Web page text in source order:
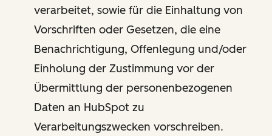
verarbeitet, sowie für die Einhaltung von
Vorschriften oder Gesetzen, die eine
Benachrichtigung, Offenlegung und/oder
Einholung der Zustimmung vor der
Übermittlung der personenbezogenen
Daten an HubSpot zu
Verarbeitungszwecken vorschreiben.